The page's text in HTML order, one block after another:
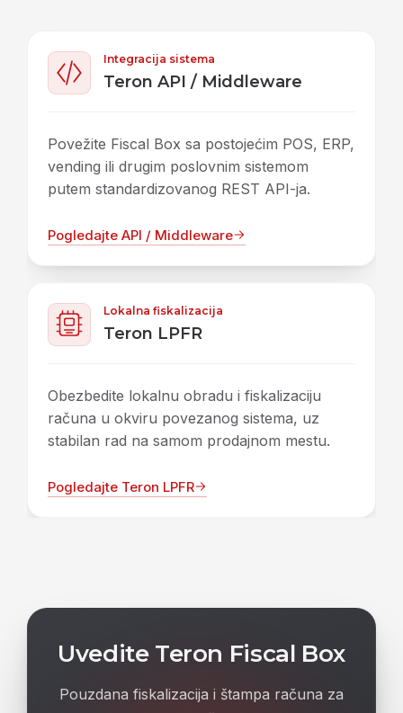
Integracija sistema
Teron API / Middleware
Povežite Fiscal Box sa postojećim POS, ERP,
vending ili drugim poslovnim sistemom
putem standardizovanog REST API-ja.
Pogledajte API / Middleware
Lokalna fiskalizacija
Teron LPFR
Obezbedite lokalnu obradu i fiskalizaciju
računa u okviru povezanog sistema, uz
stabilan rad na samom prodajnom mestu.
Pogledajte Teron LPFR
Uvedite Teron Fiscal Box
Pouzdana fiskalizacija i štampa računa za